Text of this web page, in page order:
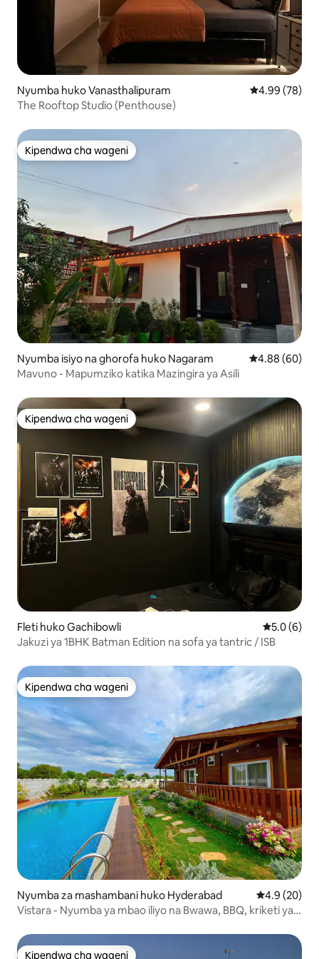
Nyumba huko Vanasthalipuram Ukadiriaji wa
4.99 (78)
The Rooftop Studio (Penthouse)
Kipendwa cha wageni
Kipendwa cha wageni
Nyumba isiyo na ghorofa huko Nagaram Ukadiriaji wa
4.88 (60)
Mavuno - Mapumziko katika Mazingira ya Asili
Kipendwa cha wageni
Kipendwa cha wageni
Fleti huko Gachibowli Ukadiriaji
5.0 (6)
Jakuzi ya 1BHK Batman Edition na sofa ya tantric / ISB
Kipendwa cha wageni
Kipendwa cha wageni
Nyumba za mashambani huko Hyderabad Ukadiriaji
4.9 (20)
Vistara - Nyumba ya mbao iliyo na Bwawa, BBQ, kriketi ya
Kipendwa cha wageni